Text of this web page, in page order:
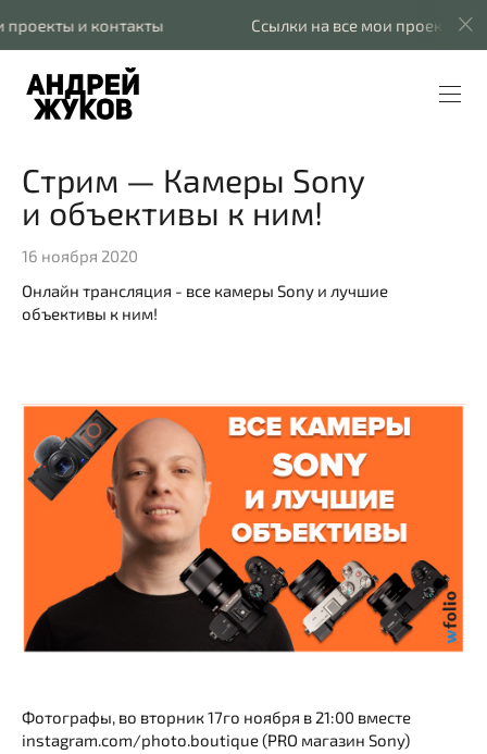
и контакты Cсылки на все мои проекты и
Стрим — Камеры Sony
и объективы к ним!
16 ноября 2020
Онлайн трансляция - все камеры Sony и лучшие
объективы к ним!
Фотографы, во вторник 17го ноября в 21:00 вместе
instagram.com/photo.boutique (PRO магазин Sony)